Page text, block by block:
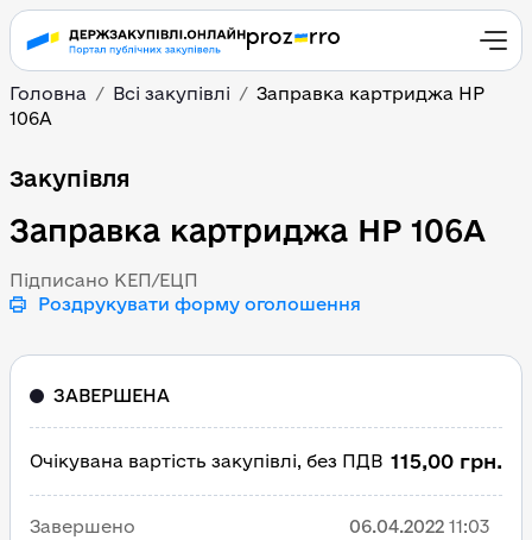
Головна Всі закупівлі
Заправка картриджа НР
106А
Заправка картриджа
Закупівля
Заправка картриджа НР 106А
Підписано КЕП/ЕЦП
Роздрукувати форму оголошення
ЗАВЕРШЕНА
Очікувана вартість закупівлі, без ПДВ 115,00 грн.
Завершено 06.04.2022 11:03